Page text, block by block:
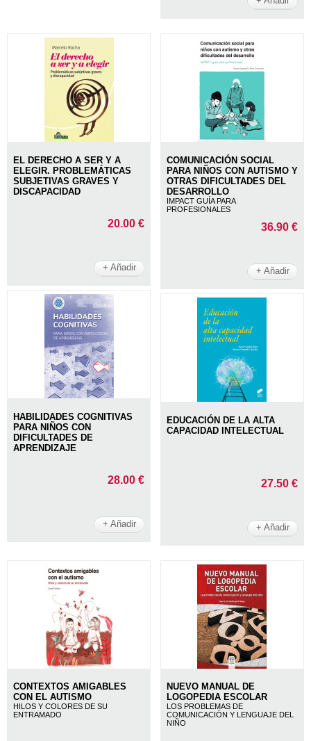
EL DERECHO A SER Y A
ELEGIR. PROBLEMÁTICAS
SUBJETIVAS GRAVES Y
DISCAPACIDAD
20.00 €
+ Añadir
COMUNICACIÓN SOCIAL
PARA NIÑOS CON AUTISMO Y
OTRAS DIFICULTADES DEL
DESARROLLO
IMPACT GUÍA PARA
PROFESIONALES
36.90 €
+ Añadir
HABILIDADES COGNITIVAS
PARA NIÑOS CON
DIFICULTADES DE
APRENDIZAJE
28.00 €
+ Añadir
EDUCACIÓN DE LA ALTA
CAPACIDAD INTELECTUAL
27.50 €
+ Añadir
CONTEXTOS AMIGABLES
CON EL AUTISMO
HILOS Y COLORES DE SU
ENTRAMADO
NUEVO MANUAL DE
LOGOPEDIA ESCOLAR
LOS PROBLEMAS DE
COMUNICACIÓN Y LENGUAJE DEL
NIÑO